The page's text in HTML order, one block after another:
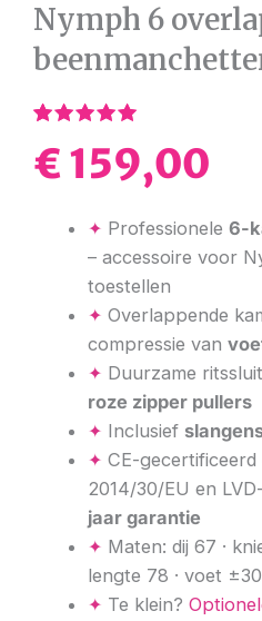
Nymph 6
5.00op 5
gebaseerd
€ 159,00
✦ Professionele6-
– accessoire voor
toestellen
✦ Overlappende
compressie van
✦ Duurzame
roze zipper pullers
✦ Inclusief
✦ CE-
2014/30/EU en
jaar garantie
✦ Maten: dij 67 ·
lengte 78 · voet
✦ Te klein?